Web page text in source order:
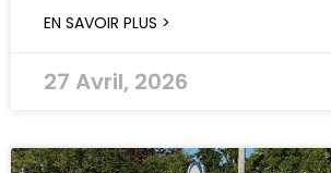
EN SAVOIR PLUS >
27 Avril, 2026